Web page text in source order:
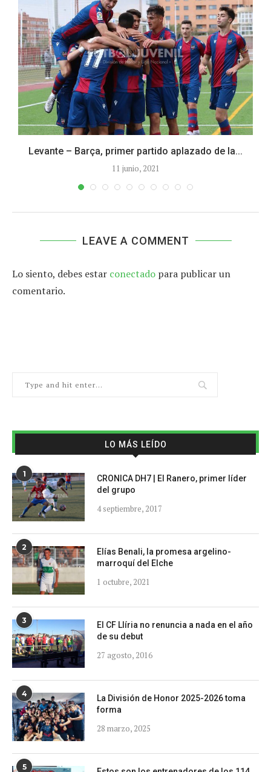
Levante – Barça, primer partido aplazado de la...
11 junio, 2021
LEAVE A COMMENT
Lo siento, debes estar conectado para publicar un
comentario.
LO MÁS LEÍDO
1
CRONICA DH7 | El Ranero, primer líder
del grupo
4 septiembre, 2017
2
Elías Benali, la promesa argelino-
marroquí del Elche
1 octubre, 2021
3
El CF Llíria no renuncia a nada en el año
de su debut
27 agosto, 2016
4
La División de Honor 2025-2026 toma
forma
28 marzo, 2025
5